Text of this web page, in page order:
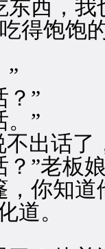
西，我
得饱饱
”
”
话了
”老板
知道
。